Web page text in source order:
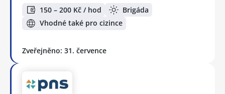
150 – 200 Kč / hod
Brigáda
Vhodné také pro cizince
Zveřejněno: 31. července